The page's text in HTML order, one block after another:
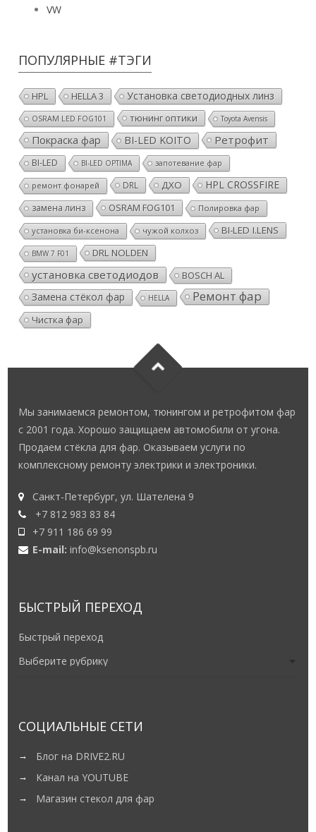
VW
ПОПУЛЯРНЫЕ #ТЭГИ
HPL HELLA 3 Установка светодиодных линз
OSRAM LED FOG101 тюнинг оптики Toyota Avensis
Покраска фар BI-LED KOITO Ретрофит
BI-LED BI-LED OPTIMA запотевание фар
ремонт фонарей DRL ДХО HPL CROSSFIRE
замена линз OSRAM FOG101 Полировка фар
установка би-ксенона чужой колхоз BI-LED I.LENS
BMW 7 F01 DRL NOLDEN
установка светодиодов BOSCH AL
Замена стёкол фар HELLA Ремонт фар
Чистка фар
Мы занимаемся ремонтом, тюнингом и ретрофитом фар
с 2001 года. Хорошо защищаем автомобили от угона.
Продаем стёкла для фар. Оказываем услуги по
комплексному ремонту электрики и электроники.
Санкт-Петербург, ул. Шателена 9
+7 812 983 83 84
+7 911 186 69 99
E-mail:info@ksenonspb.ru
БЫСТРЫЙ ПЕРЕХОД
Быстрый переход
СОЦИАЛЬНЫЕ СЕТИ
Блог на DRIVE2.RU
Канал на YOUTUBE
Магазин стекол для фар